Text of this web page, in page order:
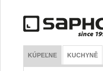
KÚPEĽNE KUCHYNĚ